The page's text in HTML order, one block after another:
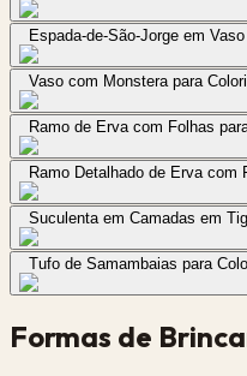
Espada-de-São-Jorge em
Vaso com Monstera para
Ramo de Erva com Folhas
Ramo Detalhado de Erva com
Suculenta em Camadas em
Tufo de Samambaias para
Formas de